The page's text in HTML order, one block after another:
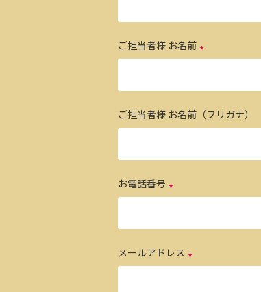
ご担当者様 お名前
ご担当者様 お名前（フリガナ）
お電話番号
メールアドレス